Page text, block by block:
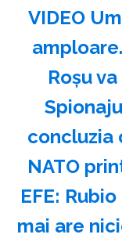
VIDEO
Roșu
concluzia
NATO
EFE:
mai are